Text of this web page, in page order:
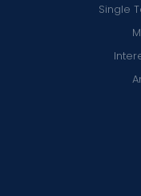
Single